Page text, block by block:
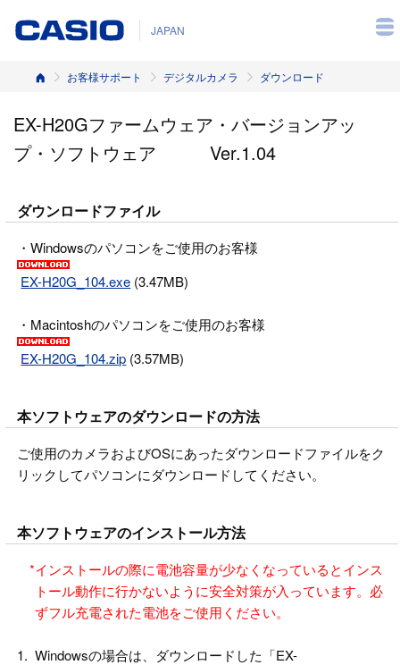
JAPAN
ホームお客様サポート デジタルカメラ ダウンロード
EX-H20Gファームウェア・バージョンアッ
プ・ソフトウェア Ver.1.04
ダウンロードファイル
・Windowsのパソコンをご使用のお客様
EX-H20G_104.exe (3.47MB)
・Macintoshのパソコンをご使用のお客様
EX-H20G_104.zip (3.57MB)
本ソフトウェアのダウンロードの方法
ご使用のカメラおよびOSにあったダウンロードファイルをク
リックしてパソコンにダウンロードしてください。
本ソフトウェアのインストール方法
*インストールの際に電池容量が少なくなっているとインス
トール動作に行かないように安全対策が入っています。必
ずフル充電された電池をご使用ください。
1. Windowsの場合は、ダウンロードした「EX-